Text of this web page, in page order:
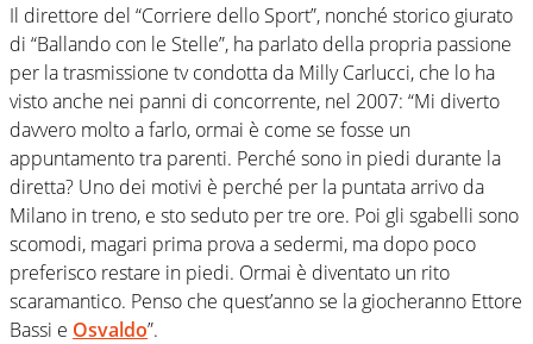
Il direttore del “Corriere dello Sport”, nonché storico giurato
di “Ballando con le Stelle”, ha parlato della propria passione
per la trasmissione tv condotta da Milly Carlucci, che lo ha
visto anche nei panni di concorrente, nel 2007: “Mi diverto
davvero molto a farlo, ormai è come se fosse un
appuntamento tra parenti. Perché sono in piedi durante la
diretta? Uno dei motivi è perché per la puntata arrivo da
Milano in treno, e sto seduto per tre ore. Poi gli sgabelli sono
scomodi, magari prima prova a sedermi, ma dopo poco
preferisco restare in piedi. Ormai è diventato un rito
scaramantico. Penso che quest’anno se la giocheranno Ettore
Bassi e Osvaldo”.